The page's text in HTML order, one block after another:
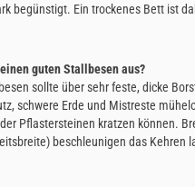
begünstigt. Ein trockenes Bett ist
guten Stallbesen aus?
sollte über sehr feste, dicke
schwere Erde und Mistreste
Pflastersteinen kratzen können.
beschleunigen das Kehren